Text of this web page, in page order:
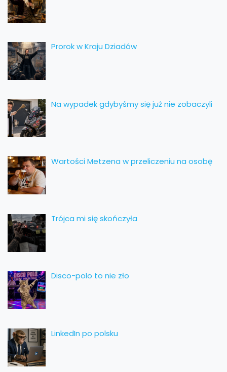
Prorok w Kraju Dziadów
Na wypadek gdybyśmy się już nie zobaczyli
Wartości Metzena w przeliczeniu na osobę
Trójca mi się skończyła
Disco-polo to nie zło
LinkedIn po polsku